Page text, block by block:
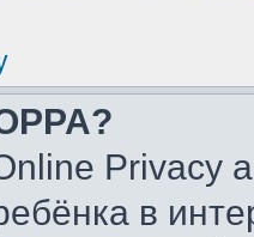
Privacy
в